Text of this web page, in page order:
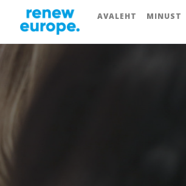
AVALEHT MINUST